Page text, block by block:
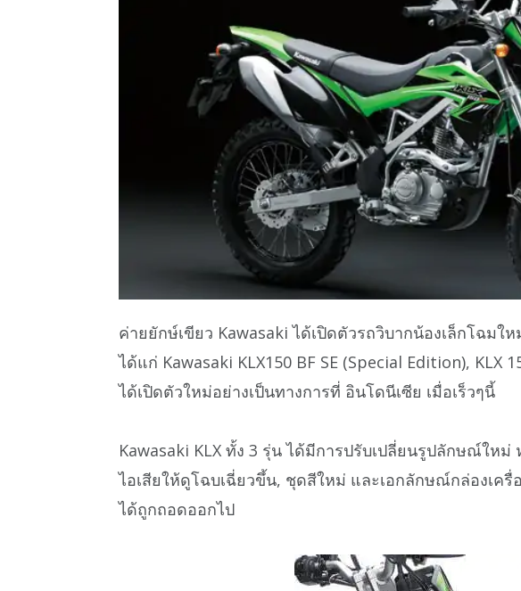
ค่ายยักษ์เขียว Kawasaki ได้เปิดตัวรถวิบากน้องเล็กโฉมใ
ได้แก่ Kawasaki KLX150 BF SE (Special Edition), KLX
ได้เปิดตัวใหม่อย่างเป็นทางการที่ อินโดนีเซีย เมื่อเร็วๆนี้
Kawasaki KLX ทั้ง 3 รุ่น ได้มีการปรับเปลี่ยนรูปลักษณ์ให
ไอเสียให้ดูโฉบเฉี่ยวขึ้น, ชุดสีใหม่ และเอกลักษณ์กล่องเค
ได้ถูกถอดออกไป